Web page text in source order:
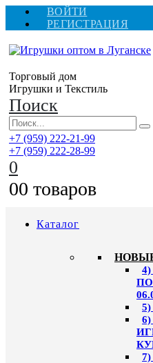
ВОЙТИ
РЕГИСТРАЦИЯ
Торговый дом
Игрушки и Текстиль
Поиск
+7 (959) 222-21-99
+7 (959) 222-28-99
0
00 товаров
Каталог